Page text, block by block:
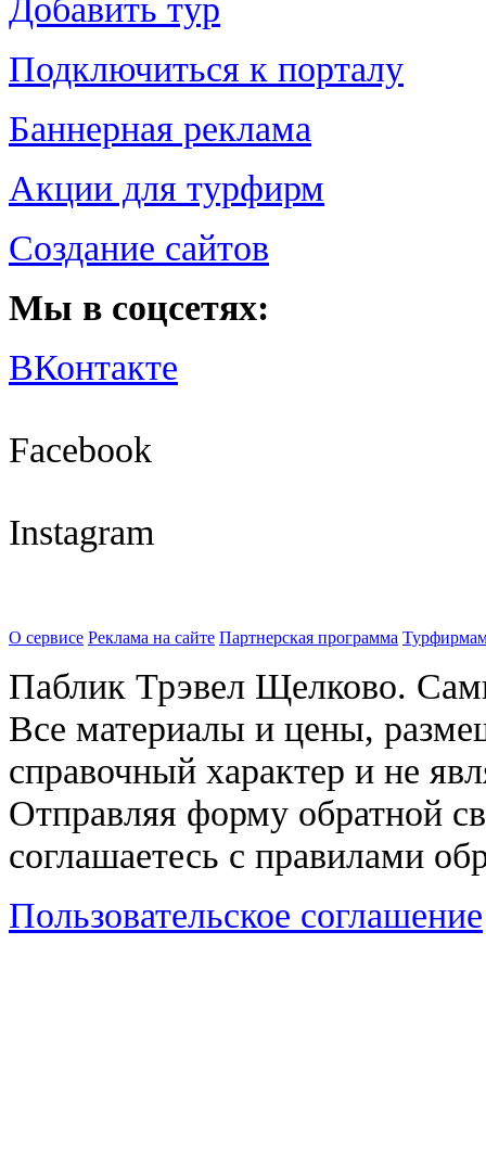
Добавить тур
Подключиться к порталу
Баннерная реклама
Акции для турфирм
Создание сайтов
Мы в соцсетях:
ВКонтакте
Facebook
Instagram
О сервисе Реклама на сайте Партнерская программа
Паблик Трэвел Щелково.
Все материалы и цены,
справочный характер и не
Отправляя форму обратной
соглашаетесь с правилами
Пользовательское соглашение